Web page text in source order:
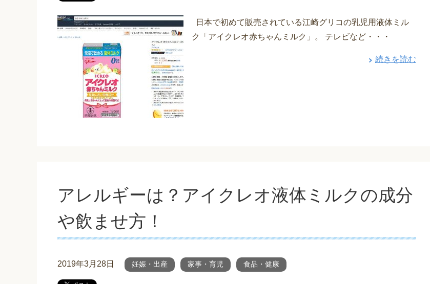
日本で初めて販売されている江崎グリコの乳児用液体ミル
ク「アイクレオ赤ちゃんミルク」。 テレビなど・・・
続きを読む
アレルギーは？アイクレオ液体ミルクの成分
や飲ませ方！
2019年3月28日 妊娠・出産 家事・育児 食品・健康